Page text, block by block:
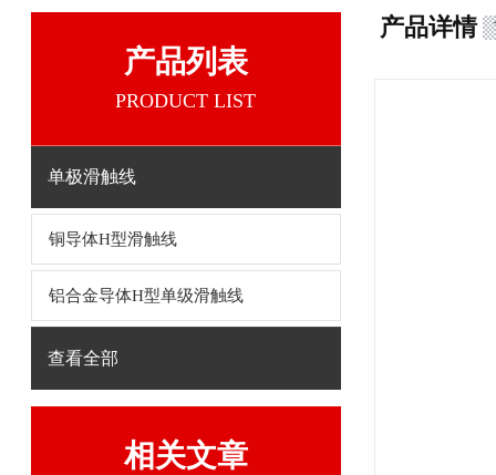
产品列表
PRODUCT LIST
单极滑触线
铜导体H型滑触线
铝合金导体H型单级滑触线
查看全部
相关文章
产品详情